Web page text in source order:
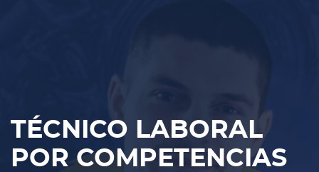
TÉCNICO LABORAL
POR COMPETENCIAS